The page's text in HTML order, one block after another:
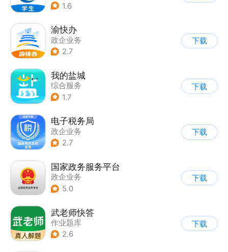
1.6
渝快办
政企业务
2.7
下载
我的盐城
综合服务
| 业务咨询办理
1.7
下载
电子税务局
政企业务
2.7
下载
国家政务服务平台
政企业务
5.0
下载
武老师快答
作业题库
2.6
下载